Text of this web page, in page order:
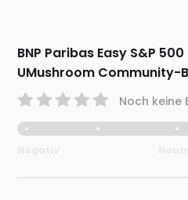
BNP Paribas Easy S&P 500
UMushroom Community-
Noch keine